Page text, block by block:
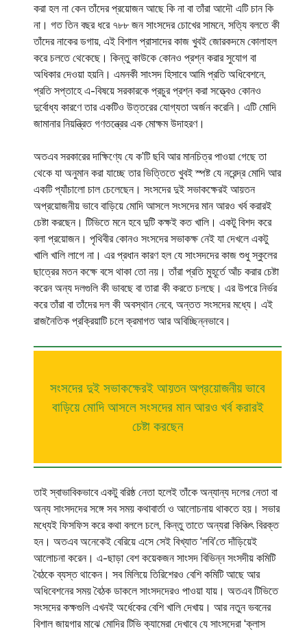
করা হল না কেন তাঁদের প্রয়োজন আছে কি না বা তাঁরা আদৌ এটি চান কি
না। গত তিন বছর ধরে ৭৮৮ জন সাংসদের চোখের সামনে, সত্যি বলতে কী
তাঁদের নাকের ডগায়, এই বিশাল প্রাসাদের কাজ খুবই জোরকদমে কোলাহল
করে চলতে থেকেছে। কিন্তু কাউকে কোনও প্রশ্ন করার সুযোগ বা
অধিকার দেওয়া হয়নি। এমনকী সাংসদ হিসাবে আমি প্রতি অধিবেশনে,
প্রতি সপ্তাহে এ-বিষয়ে সরকারকে প্রচুর প্রশ্ন করা সত্ত্বেও কোনও
দুর্বোধ্য কারণে তার একটিও উত্তরের যোগ্যতা অর্জন করেনি। এটি মোদি
জামানার নিয়ন্ত্রিত গণতন্ত্রের এক মোক্ষম উদাহরণ।
অতএব সরকারের দাক্ষিণ্যে যে ক’টি ছবি আর মানচিত্র পাওয়া গেছে তা
থেকে যা অনুমান করা যাচ্ছে তার ভিত্তিতে খুবই স্পষ্ট যে নরেন্দ্র মোদি আর
একটি প্যাঁচালো চাল চেলেছেন। সংসদের দুই সভাকক্ষেরই আয়তন
অপ্রয়োজনীয় ভাবে বাড়িয়ে মোদি আসলে সংসদের মান আরও খর্ব করারই
চেষ্টা করছেন। টিভিতে মনে হবে দুটি কক্ষই কত খালি। একটু বিশদ করে
বলা প্রয়োজন। পৃথিবীর কোনও সংসদের সভাকক্ষ নেই যা দেখলে একটু
খালি খালি লাগে না। এর প্রধান কারণ হল যে সাংসদদের কাজ শুধু স্কুলের
ছাত্রের মতন কক্ষে বসে থাকা তো নয়। তাঁরা প্রতি মুহূর্তে আঁচ করার চেষ্টা
করেন অন্য দলগুলি কী ভাবছে বা তারা কী করতে চলছে। এর উপরে নির্ভর
করে তাঁরা বা তাঁদের দল কী অবস্থান নেবে, অন্তত সংসদের মধ্যে। এই
রাজনৈতিক প্রক্রিয়াটি চলে ক্রমাগত আর অবিচ্ছিন্নভাবে।
সংসদের দুই সভাকক্ষেরই আয়তন অপ্রয়োজনীয় ভাবে
বাড়িয়ে মোদি আসলে সংসদের মান আরও খর্ব করারই
চেষ্টা করছেন
তাই স্বাভাবিকভাবে একটু বরিষ্ঠ নেতা হলেই তাঁকে অন্যান্য দলের নেতা বা
অন্য সাংসদদের সঙ্গে সব সময় কথাবার্তা ও আলোচনায় থাকতে হয়। সভার
মধ্যেই ফিসফিস করে কথা বললে চলে, কিন্তু তাতে অন্যরা কিঞ্চিৎ বিরক্ত
হন। অতএব অনেকেই বেরিয়ে এসে সেই বিখ্যাত ‘লবি’তে দাঁড়িয়েই
আলোচনা করেন। এ-ছাড়া বেশ কয়েকজন সাংসদ বিভিন্ন সংসদীয় কমিটি
বৈঠকে ব্যস্ত থাকেন। সব মিলিয়ে তিরিশেরও বেশি কমিটি আছে আর
অধিবেশনের সময় বৈঠক ডাকলে সাংসদদেরও পাওয়া যায়। অতএব টিভিতে
সংসদের কক্ষগুলি এখনই অর্ধেকের বেশি খালি দেখায়। আর নতুন ভবনের
বিশাল জায়গার মাঝে মোদির টিভি ক্যামেরা দেখাবে যে সাংসদেরা ‘ক্লাস